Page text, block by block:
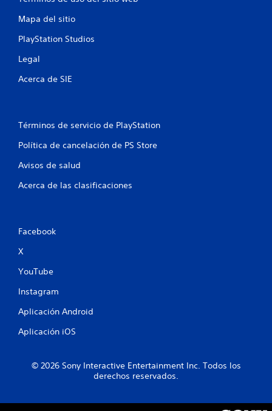
Mapa del sitio
PlayStation Studios
Legal
Acerca de SIE
Términos de servicio de PlayStation
Política de cancelación de PS Store
Avisos de salud
Acerca de las clasificaciones
Facebook
X
YouTube
Instagram
Aplicación Android
Aplicación iOS
© 2026 Sony Interactive Entertainment Inc. Todos los
derechos reservados.